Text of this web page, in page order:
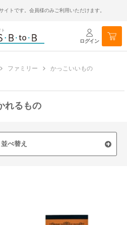
イトです。会員様のみご利用いただけます。
ログイン
ファミリー
かっこいいもの
れるもの
並べ替え